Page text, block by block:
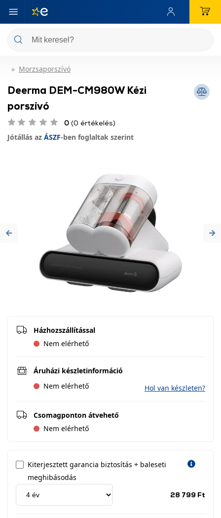
Morzsaporszívó
Deerma DEM-CM980W Kézi
porszívó
0 (0 értékelés)
Jótállás az ÁSZF-ben foglaltak szerint
Previous
Házhozszállítással
Nem elérhető
Áruházi készletinformáció
Nem elérhető
Hol van készleten?
Csomagponton átvehető
Nem elérhető
Kiterjesztett garancia biztosítás + baleseti
meghibásodás
28 799 Ft